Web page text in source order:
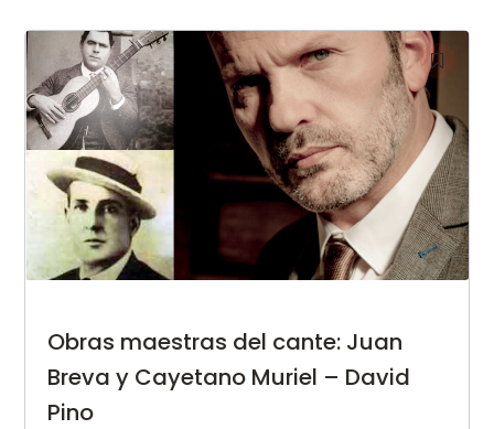
Obras maestras del cante: Juan
Breva y Cayetano Muriel – David
Pino